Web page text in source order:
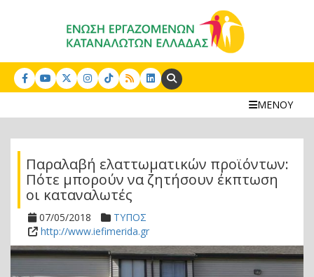
Search:
ΜΕΝΟΥ
Παραλαβή ελαττωματικών προϊόντων:
Πότε μπορούν να ζητήσουν έκπτωση
οι καταναλωτές
07/05/2018
ΤΥΠΟΣ
http://www.iefimerida.gr